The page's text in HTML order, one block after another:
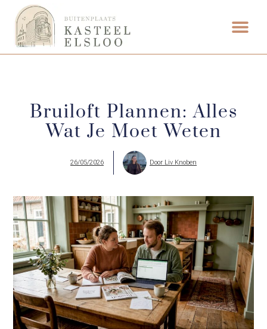
Bruiloft Plannen: Alles
Wat Je Moet Weten
26/05/2026 Door Liv Knoben